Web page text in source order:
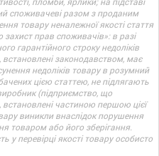
споживачеві разом з проданим
товару неналежної якості стаття
захист прав споживачів»: в разі
гарантійного строку недоліків
законодавством, має
недоліків товару в розумний
цією статтею, не підлягають
(підприємство, що
частиною першою цієї
виникли внаслідок порушення
товаром або його зберігання.
перевірці якості товару особисто